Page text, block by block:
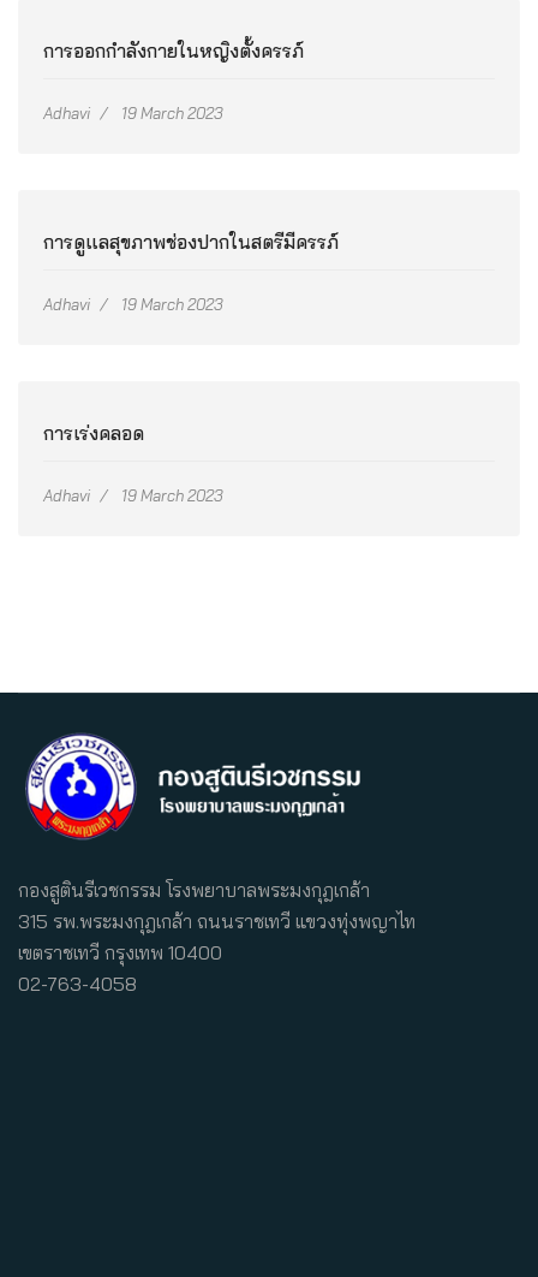
การออกกำลังกายในหญิงตั้งครรภ์
Adhavi 19 March 2023
การดูแลสุขภาพช่องปากในสตรีมีครรภ์
Adhavi 19 March 2023
การเร่งคลอด
Adhavi 19 March 2023
กองสูตินรีเวชกรรม โรงพยาบาลพระมงกุฎเกล้า
315 รพ.พระมงกุฎเกล้า ถนนราชเทวี แขวงทุ่งพญาไท
เขตราชเทวี กรุงเทพ 10400
02-763-4058